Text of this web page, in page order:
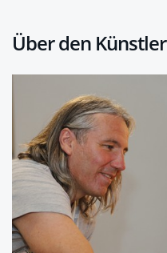
Über den Künstler